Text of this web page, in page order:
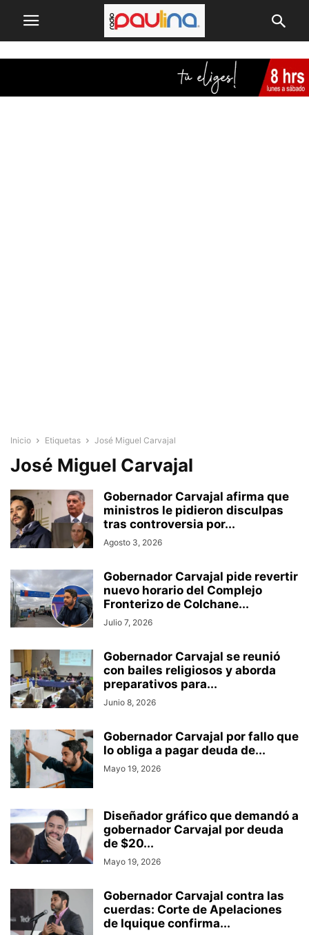
Inicio Etiquetas José Miguel Carvajal
José Miguel Carvajal
Gobernador Carvajal afirma que
ministros le pidieron disculpas
tras controversia por...
Agosto 3, 2026
Gobernador Carvajal pide revertir
nuevo horario del Complejo
Fronterizo de Colchane...
Julio 7, 2026
Gobernador Carvajal se reunió
con bailes religiosos y aborda
preparativos para...
Junio 8, 2026
Gobernador Carvajal por fallo que
lo obliga a pagar deuda de...
Mayo 19, 2026
Diseñador gráfico que demandó a
gobernador Carvajal por deuda
de $20...
Mayo 19, 2026
Gobernador Carvajal contra las
cuerdas: Corte de Apelaciones
de Iquique confirma...